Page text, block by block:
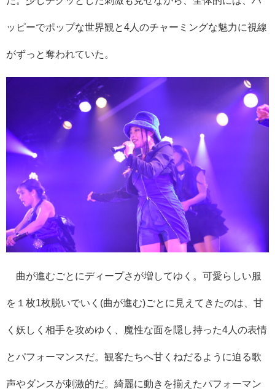
ッピーでポップな世界観と4人のチャーミングな魅力に視線
がずっと奪われていた。
曲が進むごとにディープさが増してゆく。可愛らしい服
を１枚1枚脱いでいく(曲が進む)ごとに見えてきたのは、甘
く妖しく相手を攻めゆく、魔性な面を隠し持った4人の表情
とパフォーマンスだ。観客たちへ甘くねだるように迫る歌
声やダンスが刺激的だ。綺麗に動きを揃えたパフォーマン